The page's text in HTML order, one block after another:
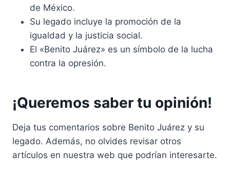
de México.
Su legado incluye la promoción de la
igualdad y la justicia social.
El «Benito Juárez» es un símbolo de la lucha
contra la opresión.
¡Queremos saber tu opinión!
Deja tus comentarios sobre Benito Juárez y su
legado. Además, no olvides revisar otros
artículos en nuestra web que podrían interesarte.